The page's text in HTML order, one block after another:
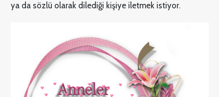
ya da sözlü olarak dilediği kişiye iletmek istiyor.